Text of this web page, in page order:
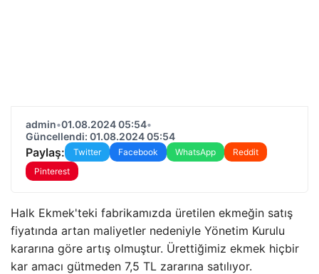
admin•01.08.2024 05:54•
Güncellendi: 01.08.2024 05:54
Paylaş: Twitter Facebook WhatsApp
Reddit
Pinterest
Halk Ekmek'teki fabrikamızda üretilen ekmeğin satış
fiyatında artan maliyetler nedeniyle Yönetim Kurulu
kararına göre artış olmuştur. Ürettiğimiz ekmek hiçbir
kar amacı gütmeden 7,5 TL zararına satılıyor.